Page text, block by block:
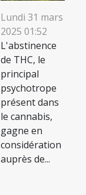
Lundi 31 mars
2025 01:52
L'abstinence
de THC, le
principal
psychotrope
présent dans
le cannabis,
gagne en
considération
auprès de...